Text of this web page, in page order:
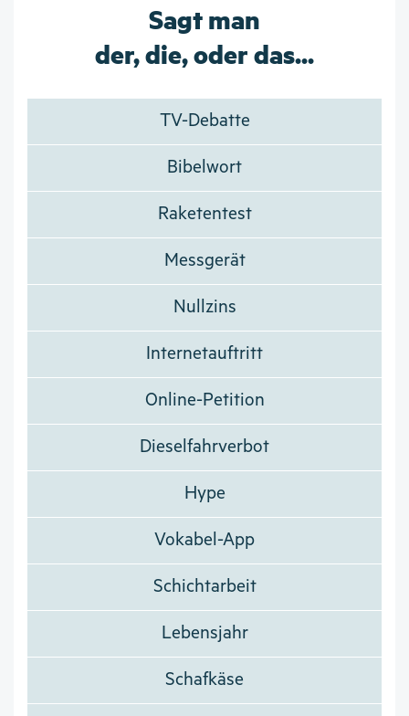
Sagt man
der, die, oder das...
TV-Debatte
Bibelwort
Raketentest
Messgerät
Nullzins
Internetauftritt
Online-Petition
Dieselfahrverbot
Hype
Vokabel-App
Schichtarbeit
Lebensjahr
Schafkäse